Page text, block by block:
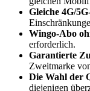
Gleiche 4G/
Wingo-Abo
erforderlich.
Garantierte
Zweitmarke
Die Wahl der
diejenigen